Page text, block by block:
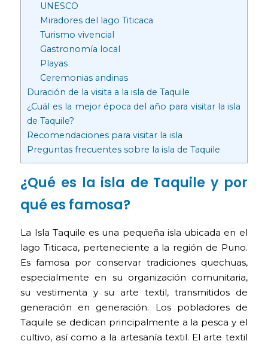
UNESCO
Miradores del lago Titicaca
Turismo vivencial
Gastronomía local
Playas
Ceremonias andinas
Duración de la visita a la isla de Taquile
¿Cuál es la mejor época del año para visitar la isla
de Taquile?
Recomendaciones para visitar la isla
Preguntas frecuentes sobre la isla de Taquile
¿Qué es la isla de Taquile y por
qué es famosa?
La Isla Taquile es una pequeña isla ubicada en el
lago Titicaca, perteneciente a la región de Puno.
Es famosa por conservar tradiciones quechuas,
especialmente en su organización comunitaria,
su vestimenta y su arte textil, transmitidos de
generación en generación. Los pobladores de
Taquile se dedican principalmente a la pesca y el
cultivo, así como a la artesanía textil. El arte textil